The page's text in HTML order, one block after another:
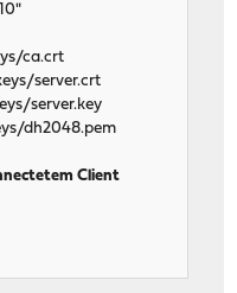
ca.crt
server.crt
server.key
dh2048.pem
Client